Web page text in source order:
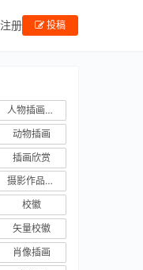
注册 投稿
人物插画作品
动物插画
插画欣赏
摄影作品欣赏
校徽
矢量校徽
肖像插画